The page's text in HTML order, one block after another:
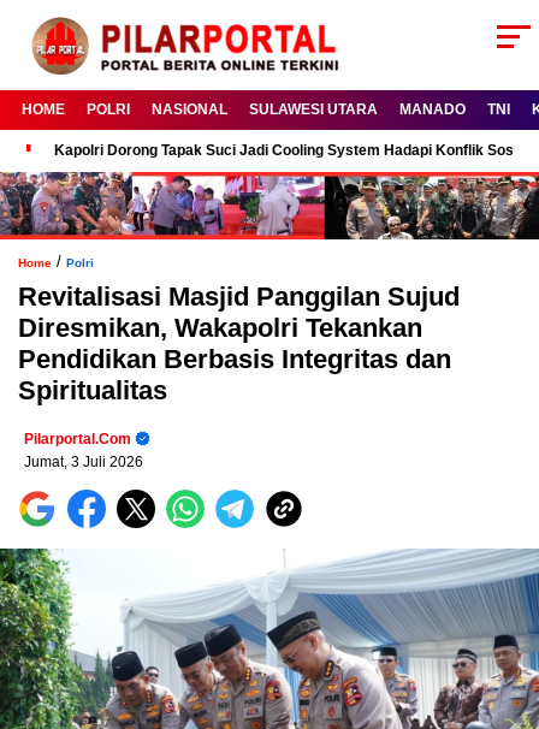
HOME POLRI NASIONAL SULAWESI UTARA MANADO TNI
Kapolri Dorong Tapak Suci Jadi Cooling System Hadapi Konflik Sosial
Home / Polri
Revitalisasi Masjid Panggilan Sujud
Diresmikan, Wakapolri Tekankan
Pendidikan Berbasis Integritas dan
Spiritualitas
Pilarportal.com
Jumat, 3 Juli 2026